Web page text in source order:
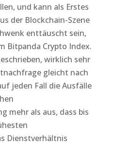
und kann als Erstes
der Blockchain-Szene
enttäuscht sein,
Bitpanda Crypto Index.
wirklich sehr
gleicht nach
jeden Fall die Ausfälle
mehr als aus, dass bis
Dienstverhältnis